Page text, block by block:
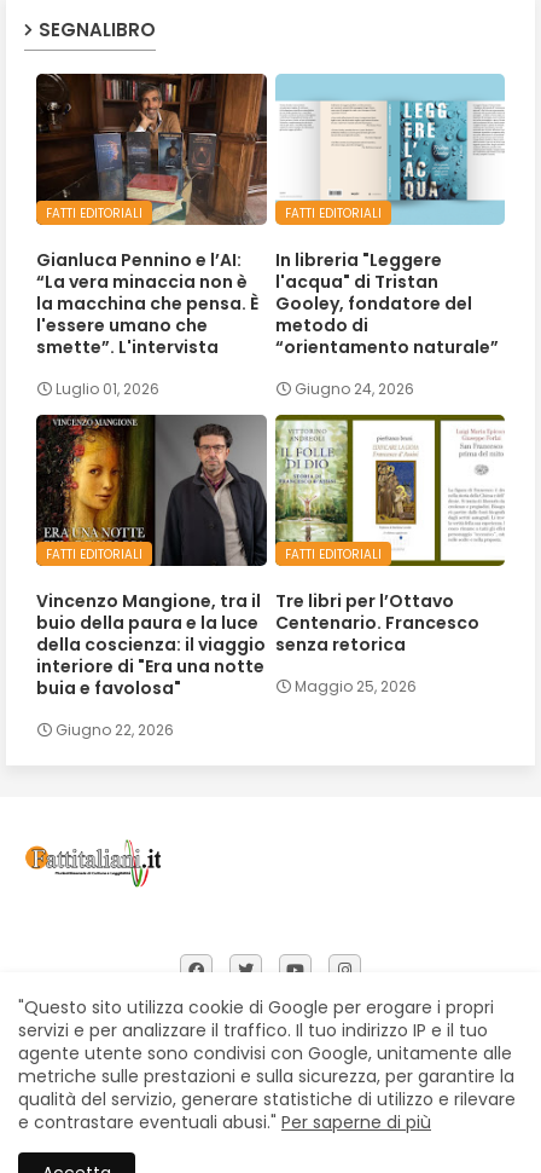
SEGNALIBRO
FATTI EDITORIALI
Gianluca Pennino e l’AI:
“La vera minaccia non è
la macchina che pensa. È
l'essere umano che
smette”. L'intervista
Luglio 01, 2026
FATTI EDITORIALI
In libreria "Leggere
l'acqua" di Tristan
Gooley, fondatore del
metodo di
“orientamento naturale”
Giugno 24, 2026
FATTI EDITORIALI
Vincenzo Mangione, tra il
buio della paura e la luce
della coscienza: il viaggio
interiore di "Era una notte
buia e favolosa"
Giugno 22, 2026
FATTI EDITORIALI
Tre libri per l’Ottavo
Centenario. Francesco
senza retorica
Maggio 25, 2026
Home Chi siamo Contatti
Privacy Policy
Segnalazioni
All Right Reserved Copyright © Fattitaliani
"Questo sito utilizza cookie di Google per erogare i propri
servizi e per analizzare il traffico. Il tuo indirizzo IP e il tuo
agente utente sono condivisi con Google, unitamente alle
metriche sulle prestazioni e sulla sicurezza, per garantire la
qualità del servizio, generare statistiche di utilizzo e rilevare
e contrastare eventuali abusi." Per saperne di più